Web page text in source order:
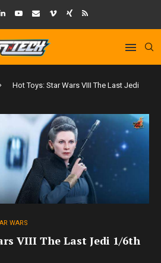
Hot Toys: Star Wars VIII The Last Jedi
WARS
VIII The Last Jedi 1/6th